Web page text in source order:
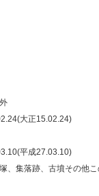
大正15.02.24)
平成27.03.10)
、集落跡、古墳その他